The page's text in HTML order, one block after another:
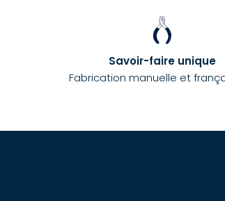
Savoir-faire unique
Fabrication manuelle et